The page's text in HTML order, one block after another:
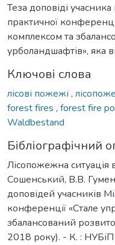
Теза доповіді
практичної
комплексом та
урболандшафтів», яка
Ключові слова
лісові пожежі ,
forest fires , forest fire
Waldbestand
Бібліографічний
Лісопожежна ситуація
Сошенський, В.В.
доповідей учасників
конференції «Стале
збалансований
2018 року). - К. :